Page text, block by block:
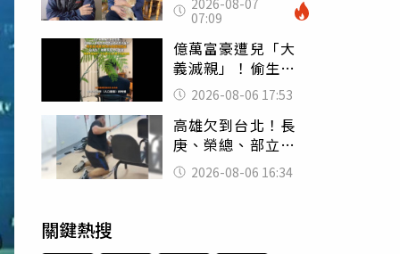
歷史：李白、杜甫
用鮮卑文寫詩？
2026-08-07
07:09
億萬富豪遭兒「大
義滅親」！偷生子
怕曝光 竟盜鄰居
身份辦假證落戶
2026-08-06 17:53
高雄欠到台北！長
庚、榮總、部立醫
院都受害 「醫療
暴力男」離譜紀錄
2026-08-06 16:34
關鍵熱搜